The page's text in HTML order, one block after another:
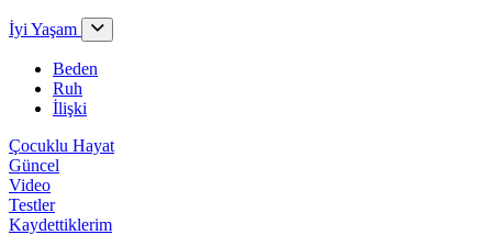
İyi Yaşam
Beden
Ruh
İlişki
Çocuklu Hayat
Güncel
Video
Testler
Kaydettiklerim